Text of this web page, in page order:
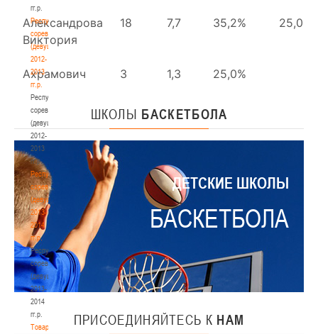
гг.р.
Республиканские
соревнования
(девушки)
2012-
2013
гг.р.
Республиканские
соревнования
(девушки)
2012-
2013
гг.р.
Республиканские
соревнования
(девушки)
2013-
2014
гг.р.
Республиканские
соревнования
(девушки)
2013-
2014
гг.р.
Товарищеские
ШКОЛЫ БАСКЕТБОЛА
ДЕТСКИЕ ШКОЛЫ
БАСКЕТБОЛА
ПРИСОЕДИНЯЙТЕСЬ К НАМ